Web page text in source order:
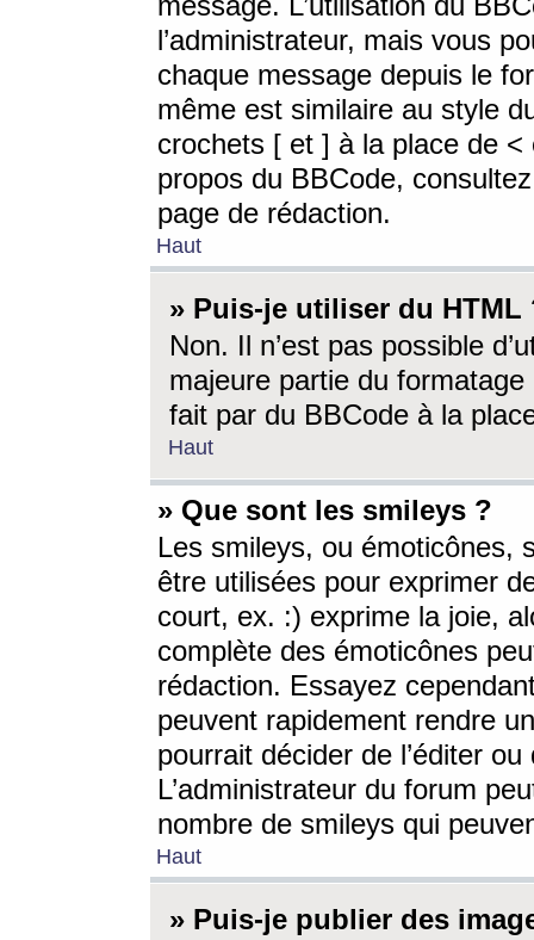
l’administrateur, mais vous
chaque message depuis le
même est similaire au style
crochets [ et ] à la place de <
propos du BBCode,
page de rédaction.
Haut
» Puis-je utiliser du HTML
Non. Il n’est pas possible
majeure partie du
fait par du BBCode à la
Haut
» Que sont les smileys ?
Les smileys, ou émoticônes,
être utilisées pour exprimer
court, ex. :) exprime la joie,
complète des émoticônes
rédaction. Essayez
peuvent rapidement rendre
pourrait décider de l’éditer
L’administrateur du forum
nombre de smileys qui
Haut
» Puis-je publier des